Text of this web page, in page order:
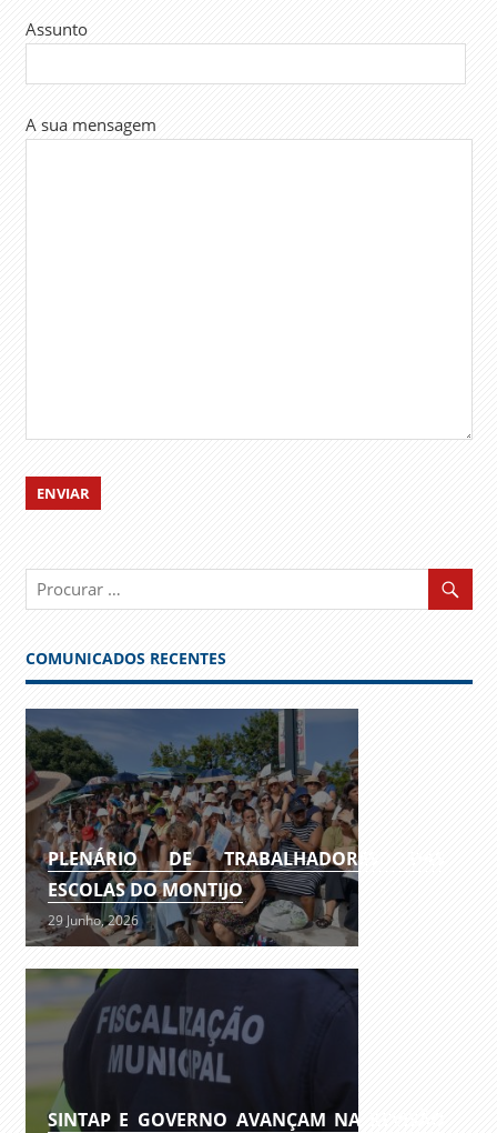
Assunto
A sua mensagem
COMUNICADOS RECENTES
PLENÁRIO DE TRABALHADORES DAS
ESCOLAS DO MONTIJO
29 Junho, 2026
SINTAP E GOVERNO AVANÇAM NA REVISÃO